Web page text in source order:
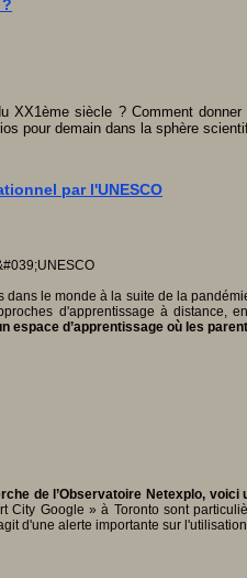
XX1ème siècle ? Comment
pour demain dans la sphère
par l'UNESCO
le monde à la suite de la
d'apprentissage à
espace d’apprentissage où les
de l’Observatoire Netexplo,
City Google » à Toronto sont
d'une alerte importante sur